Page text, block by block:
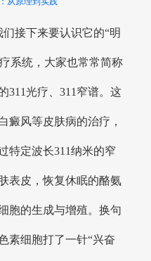
接下来要认识它的“明
系统，大家也常常简称
311光疗、311窄谱。这
癜风等皮肤病的治疗，
特定波长311纳米的窄
表皮，恢复休眠的酪氨
胞的生成与增殖。换句
素细胞打了一针“兴奋